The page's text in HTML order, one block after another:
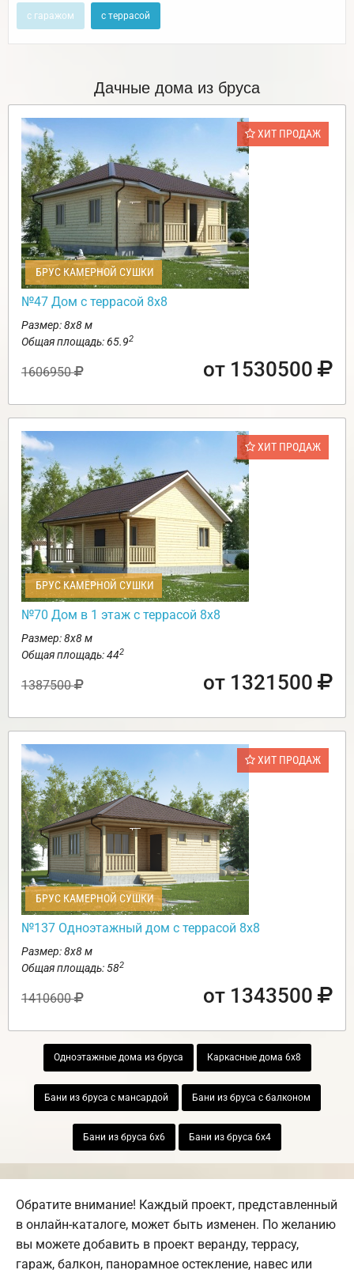
с гаражом с террасой
Дачные дома из бруса
ХИТ ПРОДАЖ
БРУС КАМЕРНОЙ СУШКИ
№47 Дом с террасой 8х8
Размер: 8х8 м
Общая площадь: 65.92
1606950 от 1530500
ХИТ ПРОДАЖ
БРУС КАМЕРНОЙ СУШКИ
№70 Дом в 1 этаж с террасой 8х8
Размер: 8х8 м
Общая площадь: 442
1387500 от 1321500
ХИТ ПРОДАЖ
БРУС КАМЕРНОЙ СУШКИ
№137 Одноэтажный дом с террасой 8х8
Размер: 8х8 м
Общая площадь: 582
1410600 от 1343500
Одноэтажные дома из бруса Каркасные дома 6х8
Бани из бруса с мансардой Бани из бруса с балконом
Бани из бруса 6х6 Бани из бруса 6х4
Обратите внимание! Каждый проект, представленный
в онлайн-каталоге, может быть изменен. По желанию
вы можете добавить в проект веранду, террасу,
гараж, балкон, панорамное остекление, навес или